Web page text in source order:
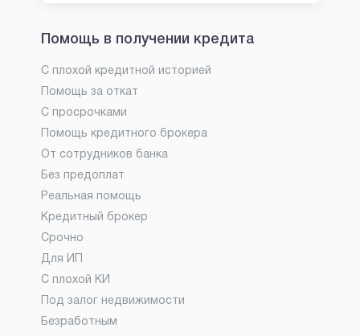
Помощь в получении кредита
С плохой кредитной историей
Помощь за откат
С просрочками
Помощь кредитного брокера
От сотрудников банка
Без предоплат
Реальная помощь
Кредитный брокер
Срочно
Для ИП
С плохой КИ
Под залог недвижимости
Безработным